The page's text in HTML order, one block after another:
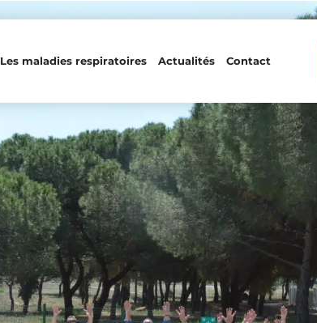
Les maladies respiratoires Actualités Contact